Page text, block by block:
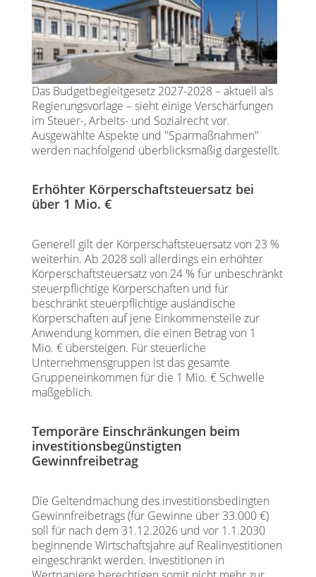
Das Budgetbegleitgesetz 2027-2028 – aktuell als
Regierungsvorlage – sieht einige Verschärfungen
im Steuer-, Arbeits- und Sozialrecht vor.
Ausgewählte Aspekte und "Sparmaßnahmen"
werden nachfolgend überblicksmäßig dargestellt.
Erhöhter Körperschaftsteuersatz bei
über 1 Mio. €
Generell gilt der Körperschaftsteuersatz von 23 %
weiterhin. Ab 2028 soll allerdings ein erhöhter
Körperschaftsteuersatz von 24 % für unbeschränkt
steuerpflichtige Körperschaften und für
beschränkt steuerpflichtige ausländische
Körperschaften auf jene Einkommensteile zur
Anwendung kommen, die einen Betrag von 1
Mio. € übersteigen. Für steuerliche
Unternehmensgruppen ist das gesamte
Gruppeneinkommen für die 1 Mio. € Schwelle
maßgeblich.
Temporäre Einschränkungen beim
investitionsbegünstigten
Gewinnfreibetrag
Die Geltendmachung des investitionsbedingten
Gewinnfreibetrags (für Gewinne über 33.000 €)
soll für nach dem 31.12.2026 und vor 1.1.2030
beginnende Wirtschaftsjahre auf Realinvestitionen
eingeschränkt werden. Investitionen in